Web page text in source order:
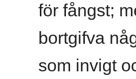
för fångst;
bortgifva
som invigt